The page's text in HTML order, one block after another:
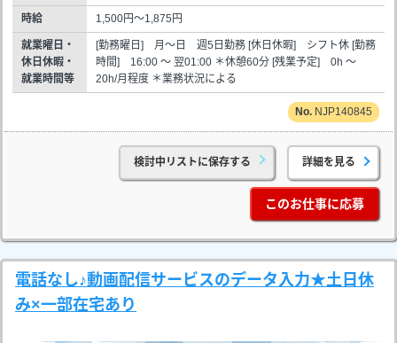
時給 1,500円～1,875円
就業曜日・
休日休暇・
就業時間等
[勤務曜日] 月～日 週5日勤務 [休日休暇] シフト休 [勤務
時間] 16:00 ～ 翌01:00 ＊休憩60分 [残業予定] 0h ～
20h/月程度 ＊業務状況による
NJP140845
検討中リストに保存する 詳細を見る
このお仕事に応募
電話なし♪動画配信サービスのデータ入力★土日休
み×一部在宅あり